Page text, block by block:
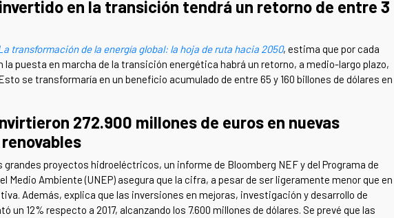
en la transición tendrá un retorno de entre 3
transformación de la energía global: la hoja de ruta hacia 2050, estima que por cada
la puesta en marcha de la transición energética habrá un retorno, a medio-largo plazo,
se transformaría en un beneficio acumulado de entre 65 y 160 billones de dólares en
272.900 millones de euros en nuevas
grandes proyectos hidroeléctricos, un informe de Bloomberg NEF y del Programa de
Medio Ambiente (UNEP) asegura que la cifra, a pesar de ser ligeramente menor que en
Además, explica que las inversiones en mejoras, investigación y desarrollo de
un 12% respecto a 2017, alcanzando los 7.600 millones de dólares. Se prevé que las